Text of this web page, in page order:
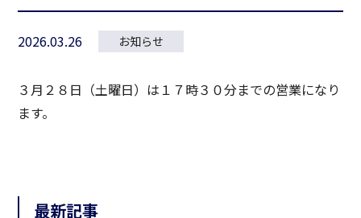
2026.03.26 お知らせ
３月２８日（土曜日）は１７時３０分までの営業になり
ます。
最新記事